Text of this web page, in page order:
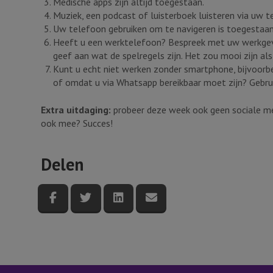
Muziek, een podcast of luisterboek luisteren via uw
Uw telefoon gebruiken om te navigeren is
Heeft u een werktelefoon? Bespreek met uw
geef aan wat de spelregels zijn. Het zou mooi zijn
Kunt u echt niet werken zonder smartphone,
of omdat u via Whatsapp bereikbaar moet zijn?
Extra uitdaging: probeer deze week ook geen sociale
ook mee? Succes!
Delen
Deel deze pagina via Facebook
Deel deze pagina via Twitter
Deel deze pagina via